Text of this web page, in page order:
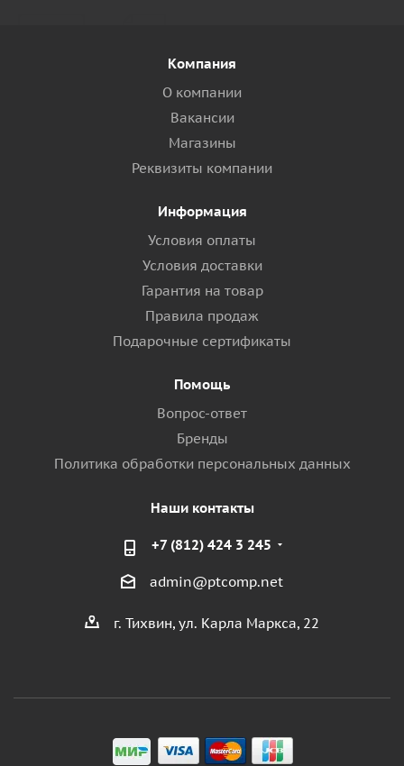
Компания
О компании
Вакансии
Магазины
Реквизиты компании
Информация
Условия оплаты
Условия доставки
Гарантия на товар
Правила продаж
Подарочные сертификаты
Помощь
Вопрос-ответ
Бренды
Политика обработки персональных данных
Наши контакты
+7 (812) 424 3 245
admin@ptcomp.net
г. Тихвин, ул. Карла Маркса, 22